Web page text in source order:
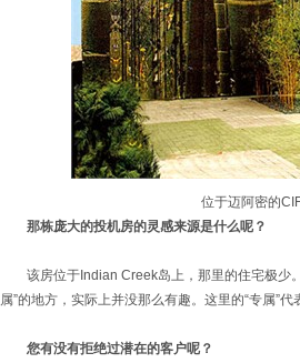
位于迈阿密的
那栋庞大的投机房的灵感来源是什么呢？
该房位于Indian Creek岛上，那里的住宅极少。
属”的地方，实际上并没那么有趣。这里的“专属”
您有没有拒绝过潜在的客户呢？